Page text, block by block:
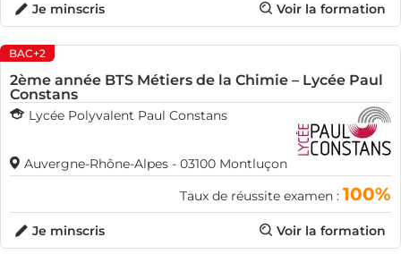
Voir la formation
Je minscris
BAC+2
2ème année BTS Métiers de la Chimie – Lycée Paul
Constans
Lycée Polyvalent Paul Constans
Auvergne-Rhône-Alpes - 03100 Montluçon
Taux de réussite examen : 100%
Voir la formation
Je minscris